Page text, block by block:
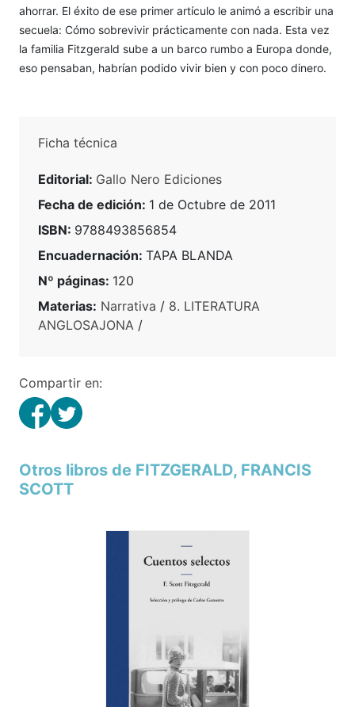
ahorrar. El éxito de ese primer artículo le animó a escribir una
secuela: Cómo sobrevivir prácticamente con nada. Esta vez
la familia Fitzgerald sube a un barco rumbo a Europa donde,
eso pensaban, habrían podido vivir bien y con poco dinero.
Ficha técnica
Editorial: Gallo Nero Ediciones
Fecha de edición: 1 de Octubre de 2011
ISBN: 9788493856854
Encuadernación: TAPA BLANDA
Nº páginas: 120
Materias: Narrativa / 8. LITERATURA
ANGLOSAJONA /
Compartir en:
Otros libros de FITZGERALD, FRANCIS
SCOTT